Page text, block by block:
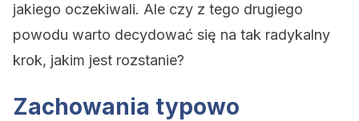
jakiego oczekiwali. Ale czy z tego drugiego
powodu warto decydować się na tak radykalny
krok, jakim jest rozstanie?
Zachowania typowo